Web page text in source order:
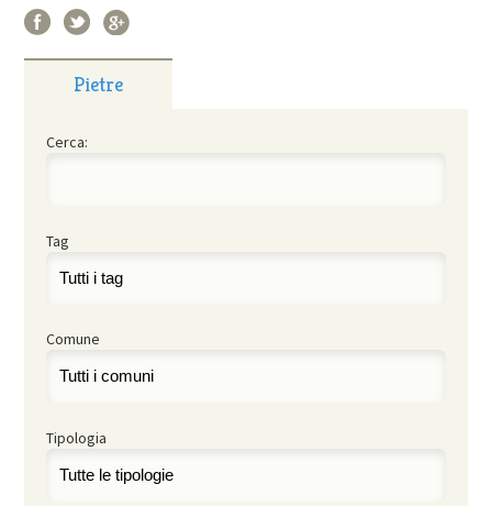
Pietre
Cerca:
Tag
Comune
Tipologia